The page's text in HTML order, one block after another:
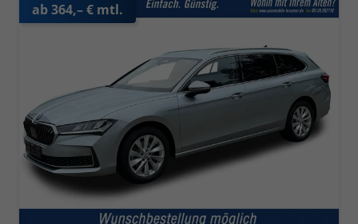
ab 364,– € mtl.